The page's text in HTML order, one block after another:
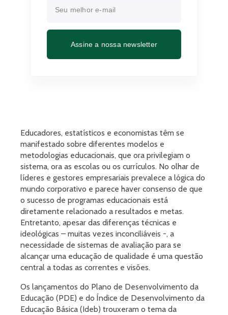
Educadores, estatísticos e economistas têm se
manifestado sobre diferentes modelos e
metodologias educacionais, que ora privilegiam o
sistema, ora as escolas ou os currículos. No olhar de
líderes e gestores empresariais prevalece a lógica do
mundo corporativo e parece haver consenso de que
o sucesso de programas educacionais está
diretamente relacionado a resultados e metas.
Entretanto, apesar das diferenças técnicas e
ideológicas – muitas vezes inconciliáveis -, a
necessidade de sistemas de avaliação para se
alcançar uma educação de qualidade é uma questão
central a todas as correntes e visões.
Os lançamentos do Plano de Desenvolvimento da
Educação (PDE) e do Índice de Desenvolvimento da
Educação Básica (Ideb) trouxeram o tema da
Assine a nossa newsletter